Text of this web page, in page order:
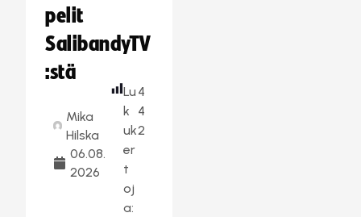
pelit
SalibandyTV
:stä
Mika
Hilska
06.08.
2026
Lu
k
uk
er
t
oj
a:
4
4
2